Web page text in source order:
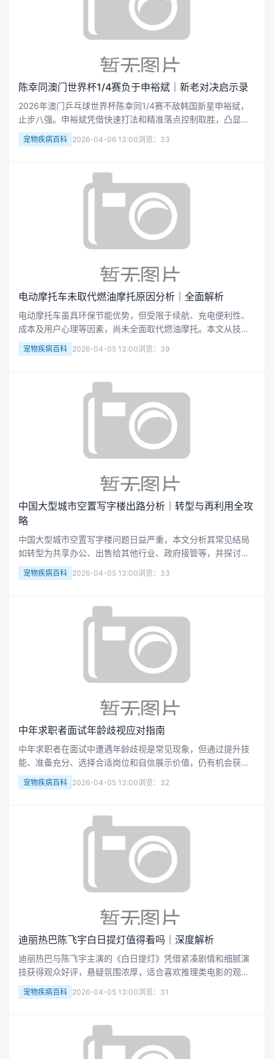
陈幸同澳门世界杯1/4赛负于申裕斌｜新老对决启示录
2026年澳门乒乓球世界杯陈幸同1/4赛不敌韩国新星申裕斌，
止步八强。申裕斌凭借快速打法和精准落点控制取胜，凸显年
轻选手对老将的冲击。陈幸同赛后反思应变能力，中国乒乓球
队需加强梯队建设应对未来竞争。
宠物疾病百科 2026-04-06 13:00浏览：33
电动摩托车未取代燃油摩托原因分析｜全面解析
电动摩托车虽具环保节能优势，但受限于续航、充电便利性、
成本及用户心理等因素，尚未全面取代燃油摩托。本文从技
术、场景、政策等角度深入解析其发展瓶颈，为用户提供实用
参考。
宠物疾病百科 2026-04-05 13:00浏览：39
中国大型城市空置写字楼出路分析｜转型与再利用全攻
略
中国大型城市空置写字楼问题日益严重，本文分析其常见结局
如转型为共享办公、出售给其他行业、政府接管等，并探讨经
济政策、市场需求变化及企业应对策略，为写字楼运营者和投
资者提供实用解决方案。
宠物疾病百科 2026-04-05 13:00浏览：33
中年求职者面试年龄歧视应对指南
中年求职者在面试中遭遇年龄歧视是常见现象，但通过提升技
能、准备充分、选择合适岗位和自信展示价值，仍有机会获得
认可。本文提供实用建议，帮助中年求职者突破年龄偏见，实
现职业转型与成长。
宠物疾病百科 2026-04-05 13:00浏览：32
迪丽热巴陈飞宇白日提灯值得看吗｜深度解析
迪丽热巴与陈飞宇主演的《白日提灯》凭借紧凑剧情和细腻演
技获得观众好评，悬疑氛围浓厚，适合喜欢推理类电影的观
众。影片在视觉呈现和角色塑造上均有亮点，值得一看。
宠物疾病百科 2026-04-05 13:00浏览：31